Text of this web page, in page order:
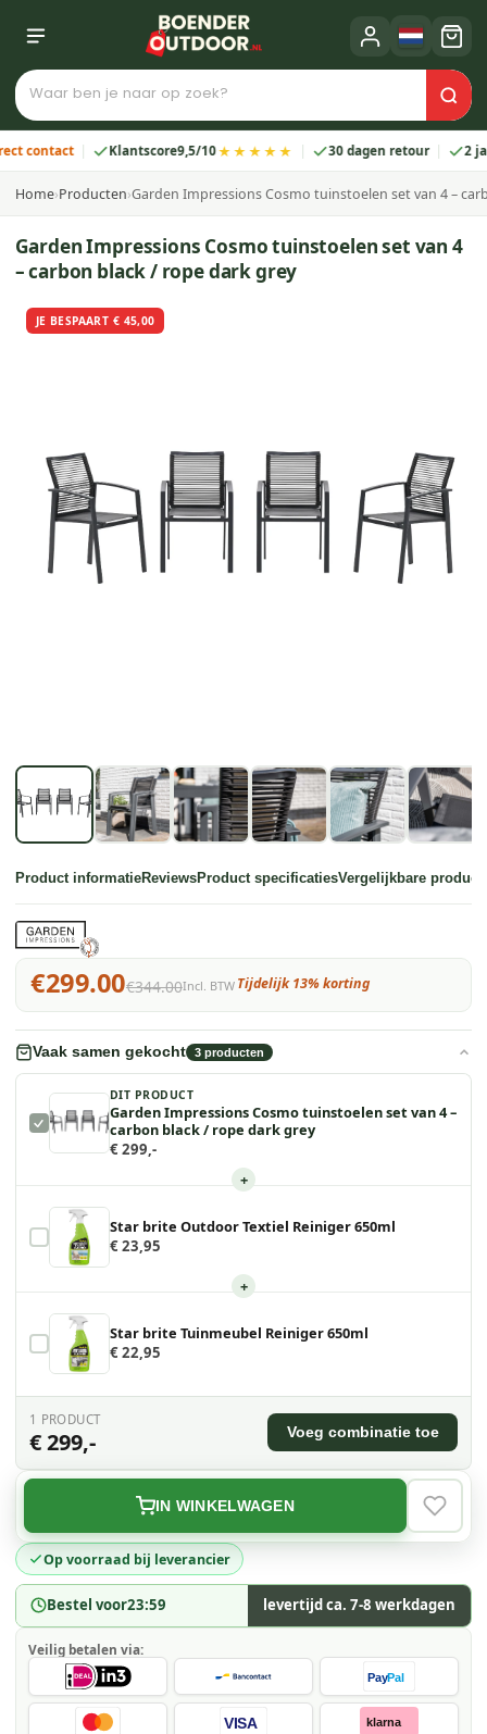
Klantscore9,5/10★★★★★ 30 dagen retour 2 jaar
Home›Producten›Garden Impressions Cosmo tuinstoelen set van 4 –
Garden Impressions Cosmo tuinstoelen set van 4
– carbon black / rope dark grey
JE BESPAART € 45,00
Product informatieReviewsProduct specificatiesVergelijkbare
€299.00€344.00Incl. BTW Tijdelijk 13% korting
Op voorraad bij leverancier
Bestel voor23:59 levertijd ca. 7-8 werkdagen
IN WINKELWAGEN
Vaak samen gekocht 3 producten
DIT PRODUCT
Garden Impressions Cosmo tuinstoelen set van 4 –
carbon black / rope dark grey
€ 299,-
+
Star brite Outdoor Textiel Reiniger 650ml
€ 23,95
+
Star brite Tuinmeubel Reiniger 650ml
€ 22,95
1 PRODUCT
€ 299,- Voeg combinatie toe
Veilig betalen via:
PayPal
VISA klarna